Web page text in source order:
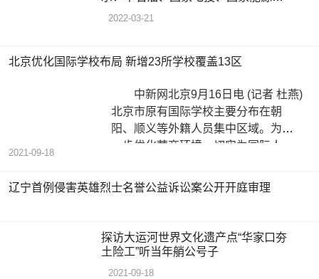
2022-03-21
北京优化国际学校布局 新增23所学校覆盖13区
中新网北京9月16日电 (记者 杜燕)
北京市原有国际学校主要分布在朝
阳、顺义等外籍人员集中区域。为进
一步优化营商环境，切实为国际人
2021-09-18
辽宁首例侵害英雄烈士名誉公益诉讼案公开开庭审理
探访大运河世界文化遗产点“华家口夯
土险工”听当年艄公号子
2021-09-18